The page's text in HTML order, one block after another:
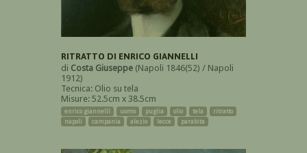
RITRATTO DI ENRICO GIANNELLI
di Costa Giuseppe (Napoli 1846(52) / Napoli
1912)
Tecnica: Olio su tela
Misure: 52.5cm x 38.5cm
enrico giannelli uomo puglia olio tela
ritratto
napoli
campania alezio lecce parabita